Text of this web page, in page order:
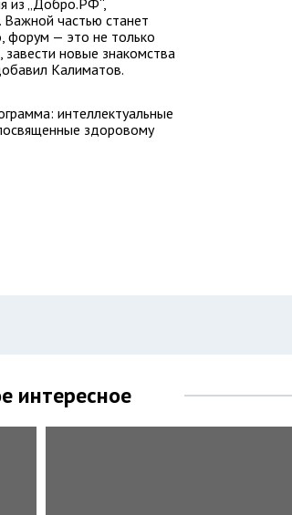
из „Добро.РФ“,
Важной частью станет
форум — это не только
новые знакомства
Калиматов.
интеллектуальные
здоровому
интересное